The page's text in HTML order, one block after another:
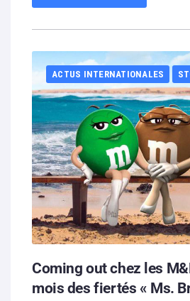
ACTUS INTERNATIONALES
Coming out chez les
mois des fiertés « Ms.